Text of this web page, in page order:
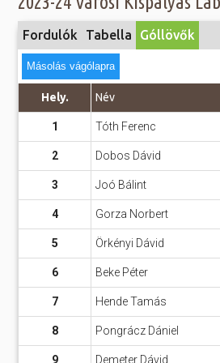
Fordulók Tabella Góllövők
Másolás vágólapra
Hely. Név
1 Tóth Ferenc
2 Dobos Dávid
3 Joó Bálint
4 Gorza Norbert
5 Örkényi Dávid
6 Beke Péter
7 Hende Tamás
8 Pongrácz Dániel
9 Demeter Dávid